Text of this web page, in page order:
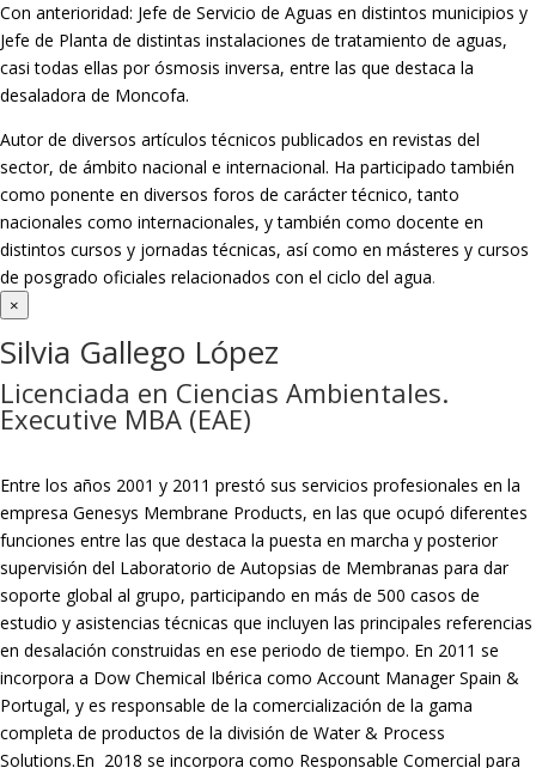
Con anterioridad: Jefe de Servicio de Aguas en distintos municipios y
Jefe de Planta de distintas instalaciones de tratamiento de aguas,
casi todas ellas por ósmosis inversa, entre las que destaca la
desaladora de Moncofa.
Autor de diversos artículos técnicos publicados en revistas del
sector, de ámbito nacional e internacional. Ha participado también
como ponente en diversos foros de carácter técnico, tanto
nacionales como internacionales, y también como docente en
distintos cursos y jornadas técnicas, así como en másteres y cursos
de posgrado oficiales relacionados con el ciclo del agua.
×
Silvia Gallego López
Licenciada en Ciencias Ambientales.
Executive MBA (EAE)
Entre los años 2001 y 2011 prestó sus servicios profesionales en la
empresa Genesys Membrane Products, en las que ocupó diferentes
funciones entre las que destaca la puesta en marcha y posterior
supervisión del Laboratorio de Autopsias de Membranas para dar
soporte global al grupo, participando en más de 500 casos de
estudio y asistencias técnicas que incluyen las principales referencias
en desalación construidas en ese periodo de tiempo. En 2011 se
incorpora a Dow Chemical Ibérica como Account Manager Spain &
Portugal, y es responsable de la comercialización de la gama
completa de productos de la división de Water & Process
Solutions.En 2018 se incorpora como Responsable Comercial para